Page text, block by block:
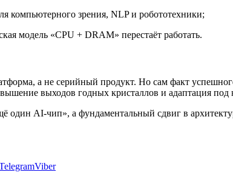
компьютерного зрения, NLP и робототехники;
модель «CPU + DRAM» перестаёт работать.
а не серийный продукт. Но сам факт
выходов годных кристаллов и адаптация под
AI-чип», а фундаментальный сдвиг в
Viber